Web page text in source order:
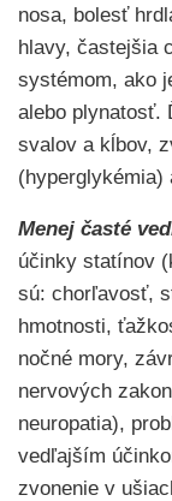
nosa, bolesť
hlavy, častejšia
systémom, ako
alebo plynatosť.
svalov a kĺbov,
Menej časté
účinky statínov
sú: chorľavosť,
hmotnosti,
nočné mory,
nervových
neuropatia),
vedľajším
zvonenie v